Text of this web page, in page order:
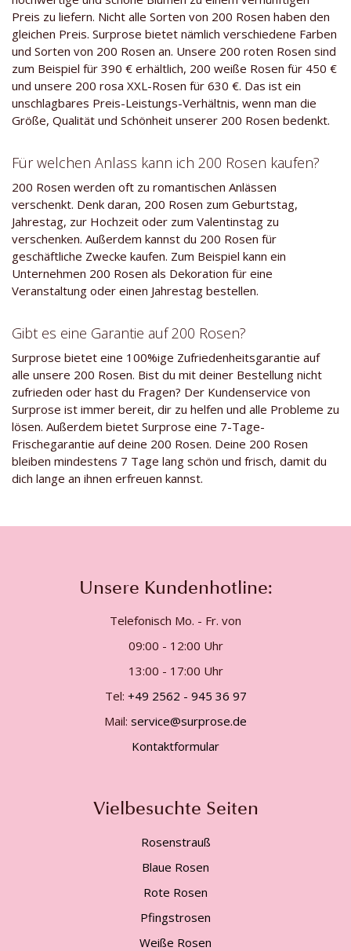
Preis zu liefern. Nicht alle Sorten von 200 Rosen haben den
gleichen Preis. Surprose bietet nämlich verschiedene Farben
und Sorten von 200 Rosen an. Unsere 200 roten Rosen sind
zum Beispiel für 390 € erhältlich, 200 weiße Rosen für 450 €
und unsere 200 rosa XXL-Rosen für 630 €. Das ist ein
unschlagbares Preis-Leistungs-Verhältnis, wenn man die
Größe, Qualität und Schönheit unserer 200 Rosen bedenkt.
Für welchen Anlass kann ich 200 Rosen kaufen?
200 Rosen werden oft zu romantischen Anlässen
verschenkt. Denk daran, 200 Rosen zum Geburtstag,
Jahrestag, zur Hochzeit oder zum Valentinstag zu
verschenken. Außerdem kannst du 200 Rosen für
geschäftliche Zwecke kaufen. Zum Beispiel kann ein
Unternehmen 200 Rosen als Dekoration für eine
Veranstaltung oder einen Jahrestag bestellen.
Gibt es eine Garantie auf 200 Rosen?
Surprose bietet eine 100%ige Zufriedenheitsgarantie auf
alle unsere 200 Rosen. Bist du mit deiner Bestellung nicht
zufrieden oder hast du Fragen? Der Kundenservice von
Surprose ist immer bereit, dir zu helfen und alle Probleme zu
lösen. Außerdem bietet Surprose eine 7-Tage-
Frischegarantie auf deine 200 Rosen. Deine 200 Rosen
bleiben mindestens 7 Tage lang schön und frisch, damit du
dich lange an ihnen erfreuen kannst.
Unsere Kundenhotline:
Telefonisch Mo. - Fr. von
09:00 - 12:00 Uhr
13:00 - 17:00 Uhr
Tel: +49 2562 - 945 36 97
Mail: service@surprose.de
Kontaktformular
Vielbesuchte Seiten
Rosenstrauß
Blaue Rosen
Rote Rosen
Pfingstrosen
Weiße Rosen